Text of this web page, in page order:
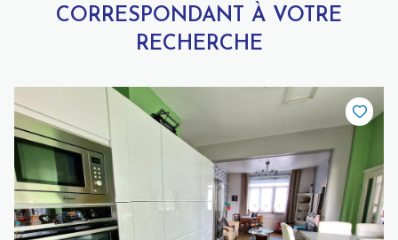
CORRESPONDANT À VOTRE
RECHERCHE